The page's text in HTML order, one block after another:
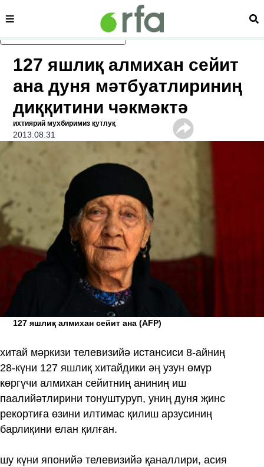
асаслиқ мәзмунға атлаң
сәһипә
127 яшлиқ алмихан сейит
ана дуня мәтбуатлириниң
диққитини чәкмәктә
ихтиярий мухбиримиз қутлуқ
2013.08.31
127 яшлиқ алмихан сейит ана(AFP)
хитай мәркизи телевизийә истансиси 8-айниң
28-күни 127 яшлиқ хитайдики әң узун өмүр
көргүчи алмихан сейитниң аниниң иш
паалийәтлирини тонуштуруп, униң дуня җинс
рекортиға өзини илтимас қилиш арзусиниң
барлиқини елан қилған.
шу күни японийә телевизийә қаналлири, асия